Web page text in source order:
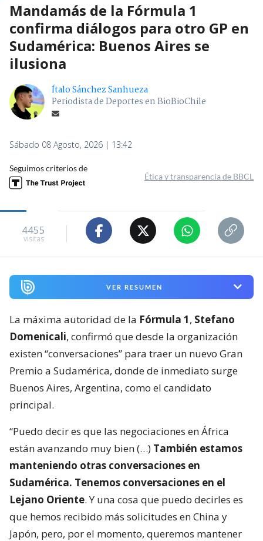
Mandamás de la Fórmula 1
confirma diálogos para otro GP en
Sudamérica: Buenos Aires se
ilusiona
Ítalo Sánchez Sanhueza
Periodista de Deportes en BioBioChile
Sábado 08 Agosto, 2026 | 13:42
Seguimos criterios de
Ética y transparencia de BBCL
4455
visitas
VER RESUMEN
La máxima autoridad de la Fórmula 1, Stefano
Domenicali, confirmó que desde la organización
existen “conversaciones” para traer un nuevo Gran
Premio a Sudamérica, donde de inmediato surge
Buenos Aires, Argentina, como el candidato
principal.
“Puedo decir es que las negociaciones en África
están avanzando muy bien (…) También estamos
manteniendo otras conversaciones en
Sudamérica. Tenemos conversaciones en el
Lejano Oriente. Y una cosa que puedo decirles es
que hemos recibido más solicitudes en China y
Japón, pero, por el momento, queremos mantener